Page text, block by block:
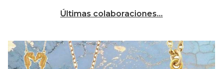
Últimas colaboraciones…